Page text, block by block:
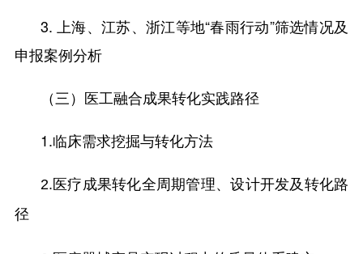
3. 上海、江苏、浙江等地“春雨行动”筛选情况及
申报案例分析
（三）医工融合成果转化实践路径
1.临床需求挖掘与转化方法
2.医疗成果转化全周期管理、设计开发及转化路
径